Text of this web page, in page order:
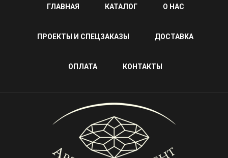
ГЛАВНАЯ КАТАЛОГ О НАС
ПРОЕКТЫ И СПЕЦЗАКАЗЫ ДОСТАВКА
ОПЛАТА КОНТАКТЫ